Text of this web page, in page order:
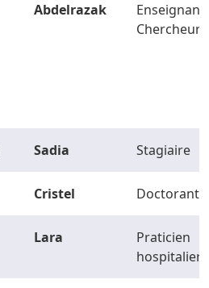
Abdelrazak
Enseignant-
Chercheur
Sadia Stagiaire
Cristel Doctorant
Lara
Praticien
hospitalier